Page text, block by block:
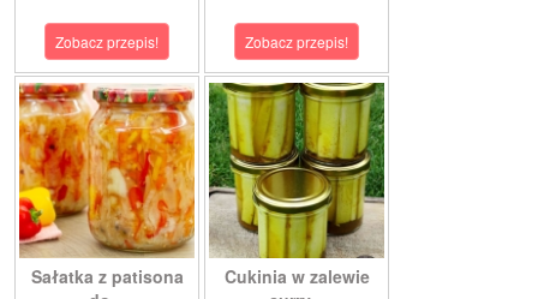
Zobacz przepis! Zobacz przepis!
Sałatka z patisona
Cukinia w zalewie